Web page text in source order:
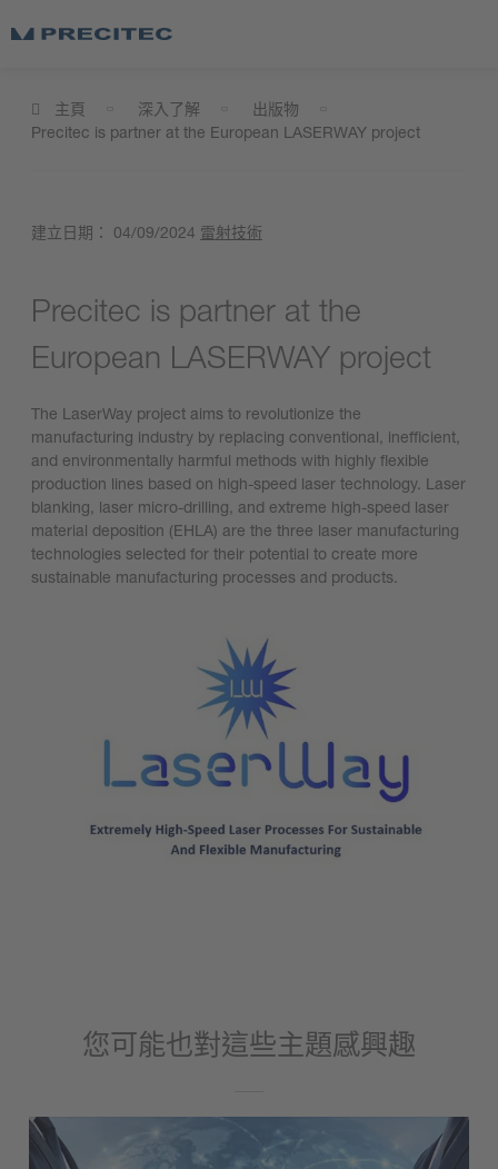
主頁 深入了解
出版物
Precitec is partner at the European LASERWAY project
建立日期： 04/09/2024 雷射技術
Precitec is partner at the
European LASERWAY project
The LaserWay project aims to revolutionize the
manufacturing industry by replacing conventional, inefficient,
and environmentally harmful methods with highly flexible
production lines based on high-speed laser technology. Laser
blanking, laser micro-drilling, and extreme high-speed laser
material deposition (EHLA) are the three laser manufacturing
technologies selected for their potential to create more
sustainable manufacturing processes and products.
您可能也對這些主題感興趣